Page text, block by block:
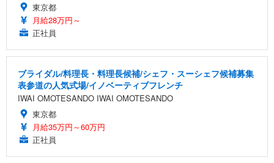
東京都
月給28万円～
正社員
ブライダル/料理長・料理長候補/シェフ・スーシェフ候補募集
表参道の人気式場/イノベーティブフレンチ
IWAI OMOTESANDO IWAI OMOTESANDO
東京都
月給35万円～60万円
正社員